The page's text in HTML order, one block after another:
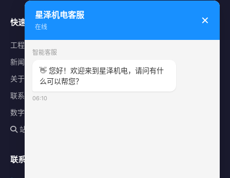
快速导航
工程案例
新闻中心
关于星泽
联系我们
数字化平台
站内搜索
联系方式
星泽机电客服
在线
✕
智能客服
👋 您好！欢迎来到星泽机电，请问有什
么可以帮您？
06:10